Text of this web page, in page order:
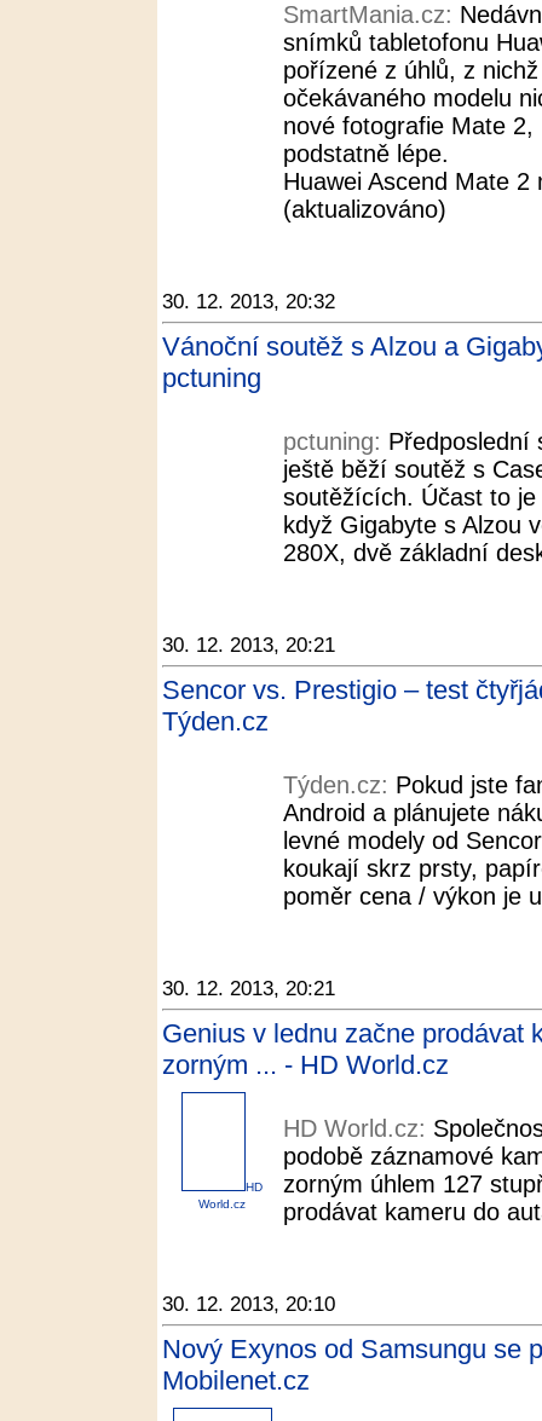
SmartMania.cz:
snímků tabletofonu
pořízené z úhlů, z
očekávaného modelu
nové fotografie Mate
podstatně lépe.
Huawei Ascend Mate
(aktualizováno)
30. 12. 2013, 20:32
Vánoční soutěž s Alzou a
pctuning
pctuning: Předposlední
ještě běží soutěž s
soutěžících. Účast to
když Gigabyte s Alzou
280X, dvě základní
30. 12. 2013, 20:21
Sencor vs. Prestigio – test
Týden.cz
Týden.cz: Pokud jste
Android a plánujete
levné modely od
koukají skrz prsty,
poměr cena / výkon je
30. 12. 2013, 20:21
Genius v lednu začne prodávat
zorným ... - HD World.cz
HD
World.cz
HD World.cz:
podobě záznamové
zorným úhlem 127
prodávat kameru do
30. 12. 2013, 20:10
Nový Exynos od Samsungu se
Mobilenet.cz